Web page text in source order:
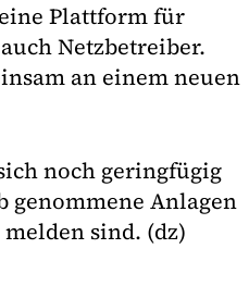
Plattform für
Netzbetreiber.
an einem neuen
noch geringfügig
genommene Anlagen
sind. (dz)